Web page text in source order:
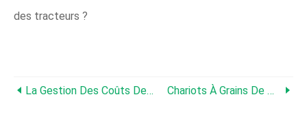
des tracteurs ?
La Gestion Des Coûts Des Machines Est Un Acte D'équilibre Chariots À Grains De Modèle Récent